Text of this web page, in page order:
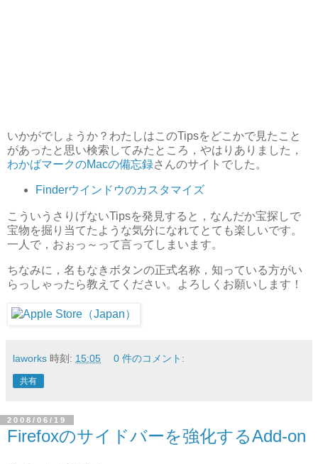
いかがでしょうか？わたしはこのTipsをどこかで見たこと
があったと思い検索してみたところ，やはりありました，
わかばマークのMacの備忘録さんのサイトでした。
Finderウインドウのカスタマイズ
こういうさりげないTipsを発見すると，なんだか宝探しで
宝物を掘り当てたような気分になれてとても楽しいです。
一人で，おぉっ～って言ってしまいます。
ちなみに，名もなきボタンの正式名称，知っている方がい
らっしゃったら教えてください。よろしくお願いします！
laworks 時刻: 15:05 0 件のコメント:
共有
2008/06/19
Firefoxのサイドバーを強化するAdd-on